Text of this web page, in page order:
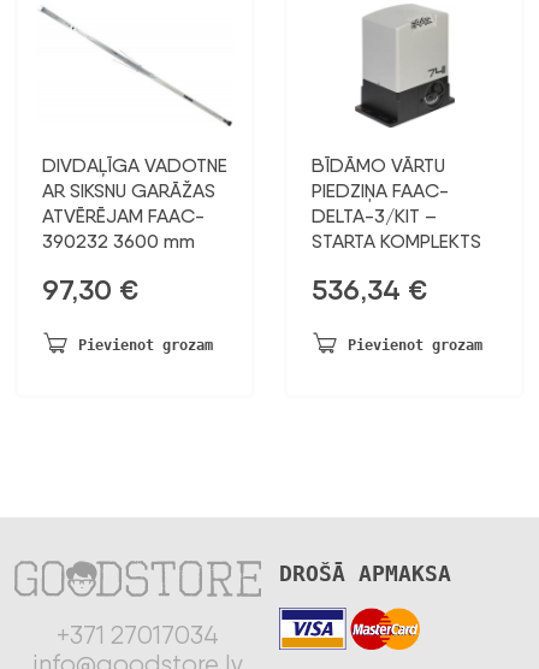
DIVDAĻĪGA VADOTNE
AR SIKSNU GARĀŽAS
ATVĒRĒJAM FAAC-
390232 3600 mm
97,30 €
Pievienot grozam
BĪDĀMO VĀRTU
PIEDZIŅA FAAC-
DELTA-3/KIT –
STARTA KOMPLEKTS
536,34 €
Pievienot grozam
+371 27017034
DROŠĀ APMAKSA